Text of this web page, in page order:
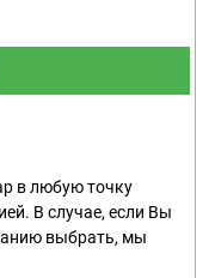
в любую точку
В случае, если Вы
выбрать, мы